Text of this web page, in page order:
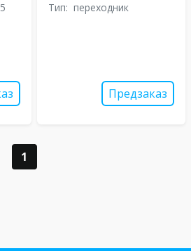
Тип: переходник
Предзаказ
1